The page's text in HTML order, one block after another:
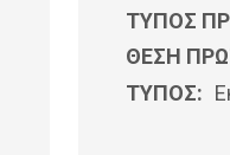
ΤΥΠΟΣ
ΘΕΣΗ
ΤΥΠΟΣ: